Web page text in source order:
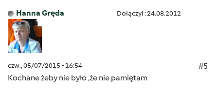
Hanna Gręda Dołączył : 24.08.2012
czw., 05/07/2015 - 16:54
#5
Kochane żeby nie było ,że nie pamiętam